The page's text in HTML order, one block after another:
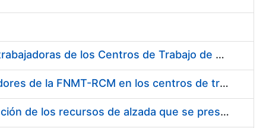
Suministro de Protectores Auditivos a medida para las personas trabajadoras de los Centros de Trabajo de Madrid y Burgos
Suministro de gafas graduadas antiproyecciones para los trabajadores de la FNMT-RCM en los centros de trabajo de Madrid y Burgos
Servicios de una empresa externa para el asesoramiento y resolución de los recursos de alzada que se presentan relacionados con procesos de selección para la FNMT-RCM